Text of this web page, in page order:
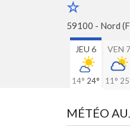
59100 - Nord
JEU 6
14° 24°
VEN 7
11°
MÉTÉO